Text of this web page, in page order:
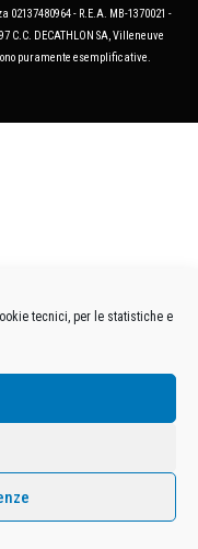
tecnici, per le statistiche e
02137480964 - R.E.A. MB-1370021 -
C.C. DECATHLON SA, Villeneuve
puramente esemplificative.